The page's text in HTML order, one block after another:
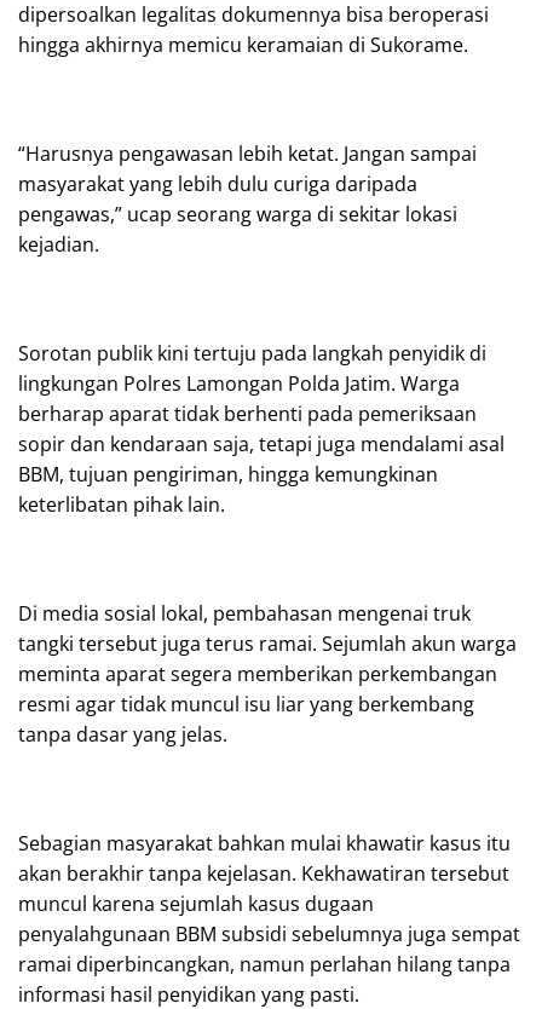
dipersoalkan legalitas dokumennya bisa beroperasi
hingga akhirnya memicu keramaian di Sukorame.
“Harusnya pengawasan lebih ketat. Jangan sampai
masyarakat yang lebih dulu curiga daripada
pengawas,” ucap seorang warga di sekitar lokasi
kejadian.
Sorotan publik kini tertuju pada langkah penyidik di
lingkungan Polres Lamongan Polda Jatim. Warga
berharap aparat tidak berhenti pada pemeriksaan
sopir dan kendaraan saja, tetapi juga mendalami asal
BBM, tujuan pengiriman, hingga kemungkinan
keterlibatan pihak lain.
Di media sosial lokal, pembahasan mengenai truk
tangki tersebut juga terus ramai. Sejumlah akun warga
meminta aparat segera memberikan perkembangan
resmi agar tidak muncul isu liar yang berkembang
tanpa dasar yang jelas.
Sebagian masyarakat bahkan mulai khawatir kasus itu
akan berakhir tanpa kejelasan. Kekhawatiran tersebut
muncul karena sejumlah kasus dugaan
penyalahgunaan BBM subsidi sebelumnya juga sempat
ramai diperbincangkan, namun perlahan hilang tanpa
informasi hasil penyidikan yang pasti.